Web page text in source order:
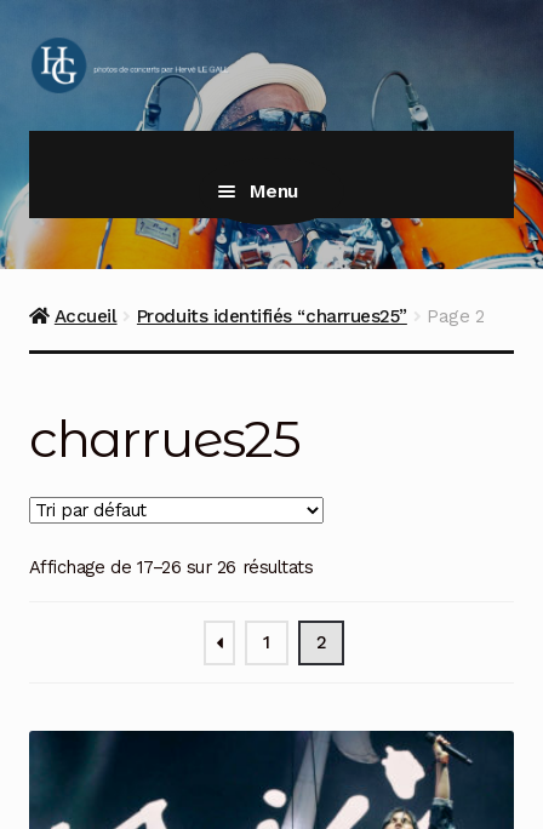
à
la
au
contenu
Menu
Accueil Produits identifiés “charrues25” Page 2
charrues25
Affichage de 17–26 sur 26 résultats
1 2